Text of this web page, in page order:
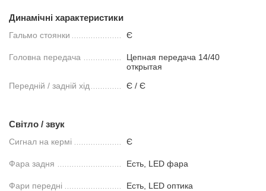
Динамічні характеристики
Гальмо стоянки Є
Головна передача
Цепная передача 14/40
открытая
Передній / задній хід
Є / Є
Світло / звук
Сигнал на кермі Є
Фара задня Есть, LED фара
Фари передні Есть, LED оптика